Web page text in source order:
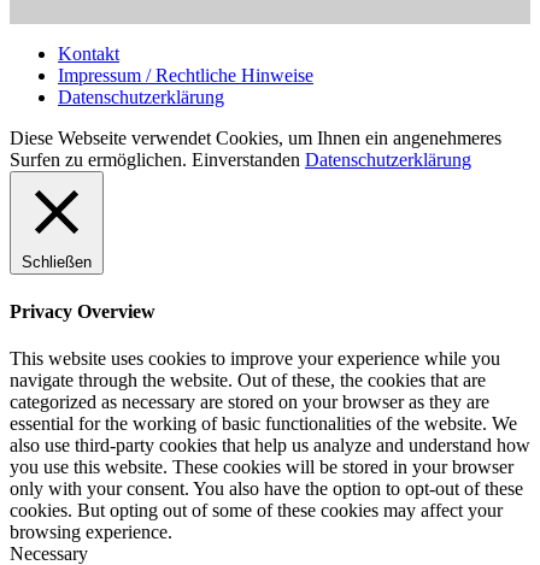
Kontakt
Impressum / Rechtliche Hinweise
Datenschutzerklärung
Diese Webseite verwendet Cookies, um Ihnen ein angenehmeres
Surfen zu ermöglichen. Einverstanden Datenschutzerklärung
Schließen
Privacy Overview
This website uses cookies to improve your experience while you
navigate through the website. Out of these, the cookies that are
categorized as necessary are stored on your browser as they are
essential for the working of basic functionalities of the website. We
also use third-party cookies that help us analyze and understand how
you use this website. These cookies will be stored in your browser
only with your consent. You also have the option to opt-out of these
cookies. But opting out of some of these cookies may affect your
browsing experience.
Necessary